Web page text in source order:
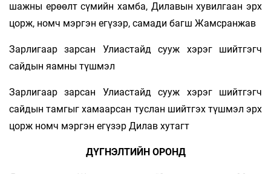
шажны ерөөлт сүмийн хамба, Дилавын хувилгаан эрх
цорж, номч мэргэн егүзэр, самади багш Жамсранжав
Зарлигаар зарсан Улиастайд сууж хэрэг шийтгэгч
сайдын яамны түшмэл
Зарлигаар зарсан Улиастайд сууж хэрэг шийтгэгч
сайдын тамгыг хамаарсан туслан шийтгэх түшмэл эрх
цорж номч мэргэн егүзэр Дилав хутагт
ДҮГНЭЛТИЙН ОРОНД